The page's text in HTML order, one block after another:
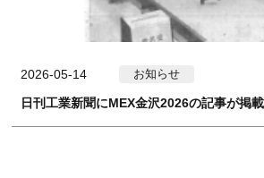
2026-05-14 お知らせ
日刊工業新聞にMEX金沢2026の記事が掲